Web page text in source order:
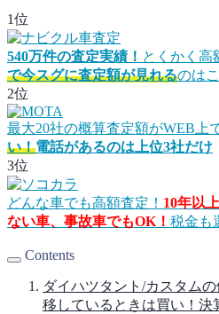
1位
540万件の査定実績！ とくかく高
で今スグに査定額が見れるのは
2位
最大20社の概算査定額がWEB上
い！電話があるのは上位3社だけ
3位
どんな車でも高額査定！ 10年以
ない車、事故車でもOK！ 税金も
Contents
ダイハツタント/カスタム
移しているときは買い！決